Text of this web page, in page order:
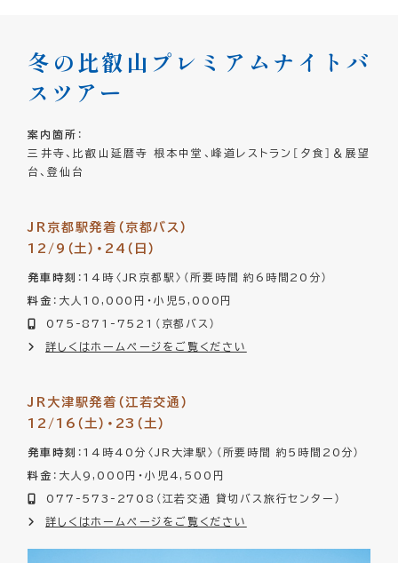
冬の比叡山プレミアムナイトバ
スツアー
案内箇所 ：
三井寺、比叡山延暦寺 根本中堂、峰道レストラン［夕食］＆展望
台、登仙台
JR京都駅発着（京都バス）
12/9（土）・24（日）
発車時刻 ：14時〈JR京都駅〉（所要時間 約6時間20分）
料金 ：大人10,000円・小児5,000円
075-871-7521（京都バス）
詳しくはホームページをご覧ください
JR大津駅発着（江若交通）
12/16（土）・23（土）
発車時刻 ：14時40分〈JR大津駅〉（所要時間 約5時間20分）
料金 ：大人9,000円・小児4,500円
077-573-2708（江若交通 貸切バス旅行センター）
詳しくはホームページをご覧ください